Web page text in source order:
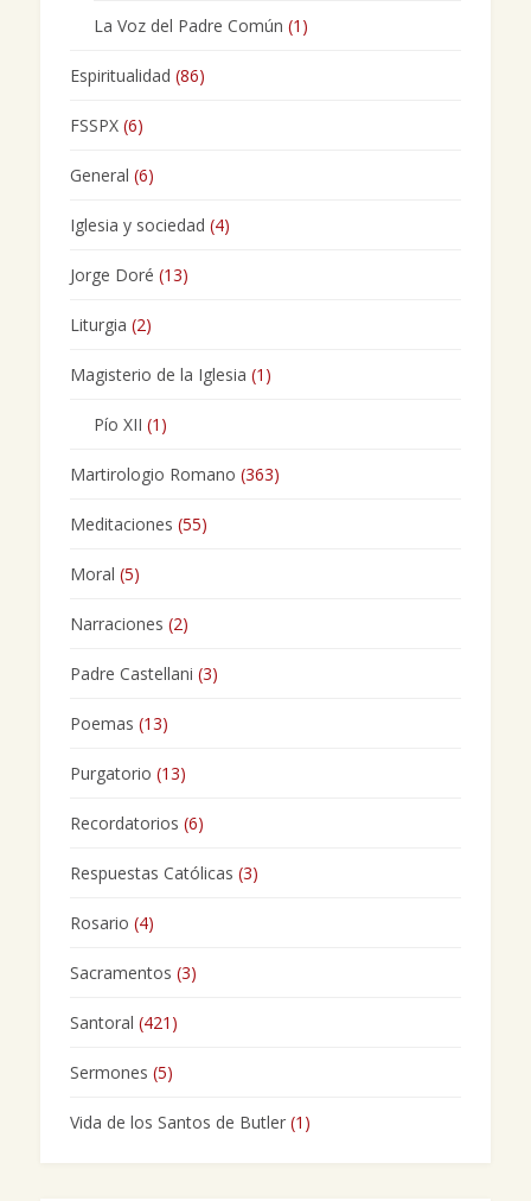
La Voz del Padre Común (1)
Espiritualidad (86)
FSSPX(6)
General (6)
Iglesia y sociedad (4)
Jorge Doré (13)
Liturgia (2)
Magisterio de la Iglesia (1)
Pío XII (1)
Martirologio Romano (363)
Meditaciones (55)
Moral (5)
Narraciones (2)
Padre Castellani (3)
Poemas (13)
Purgatorio (13)
Recordatorios (6)
Respuestas Católicas (3)
Rosario (4)
Sacramentos (3)
Santoral (421)
Sermones (5)
Vida de los Santos de Butler(1)